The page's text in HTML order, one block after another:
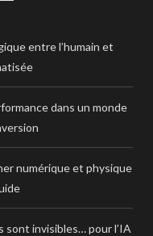
entre l’humain et
dans un monde
numérique et physique
sont invisibles… pour l’IA